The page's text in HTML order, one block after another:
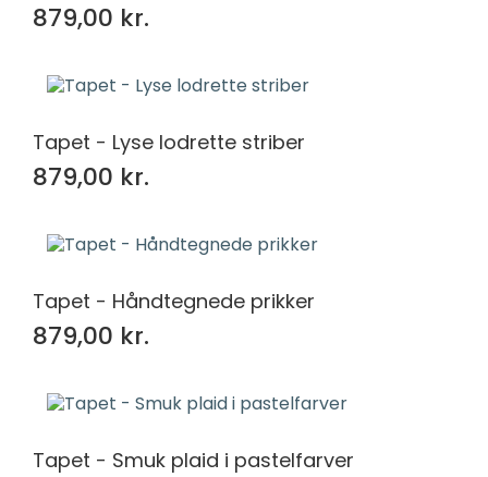
879,00 kr.
Tapet - Lyse lodrette striber
879,00 kr.
Tapet - Håndtegnede prikker
879,00 kr.
Tapet - Smuk plaid i pastelfarver